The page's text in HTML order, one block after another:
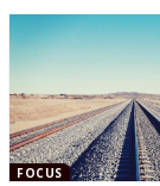
FOCUS